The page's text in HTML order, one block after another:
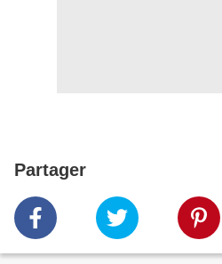
Partager